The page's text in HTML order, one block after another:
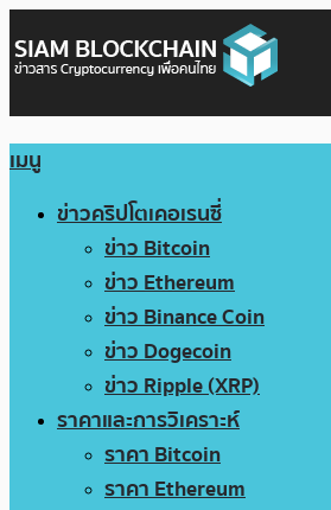
เมนู
ข่าวคริปโตเคอเรนซี่
ข่าว Bitcoin
ข่าว Ethereum
ข่าว Binance Coin
ข่าว Dogecoin
ข่าว Ripple (XRP)
ราคาและการวิเคราะห์
ราคา Bitcoin
ราคา Ethereum